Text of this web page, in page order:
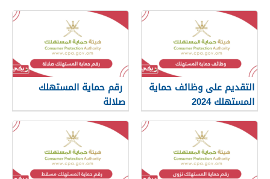
التقديم على وظائف حماية
المستهلك 2024
رقم حماية المستهلك
صلالة